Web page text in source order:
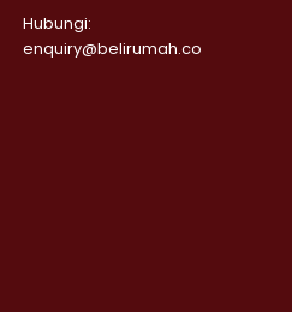
Hubungi:
enquiry@belirumah.co